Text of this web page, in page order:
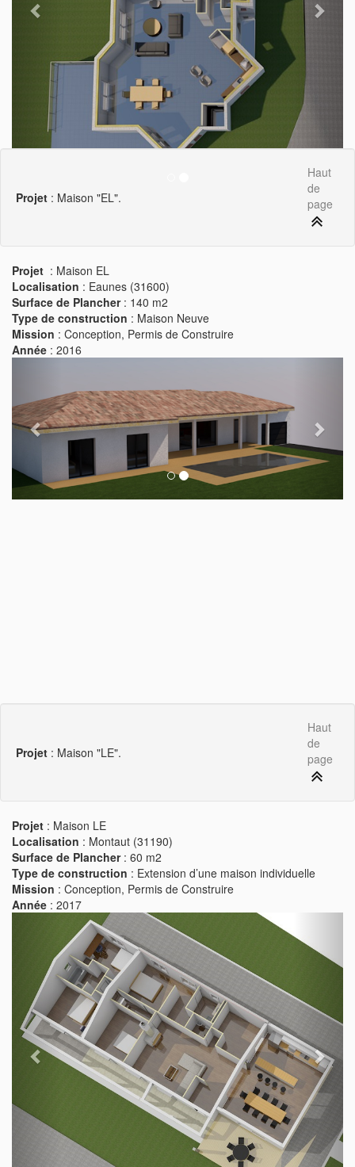
Projet : Maison "EL".
Haut
de
page
Projet : Maison EL
Localisation : Eaunes (31600)
Surface de Plancher: 140 m2
Type de construction : Maison Neuve
Mission : Conception, Permis de Construire
Année : 2016
Projet : Maison "LE".
Haut
de
page
Projet : Maison LE
Localisation : Montaut (31190)
Surface de Plancher: 60 m2
Type de construction : Extension d’une maison individuelle
Mission : Conception, Permis de Construire
Année : 2017
Previous